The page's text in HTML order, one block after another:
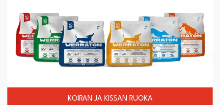
KOIRAN JA KISSAN RUOKA